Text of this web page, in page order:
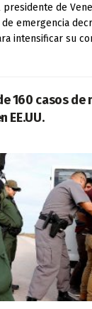
presidente de
emergencia
intensificar su
160 casos
EE.UU.